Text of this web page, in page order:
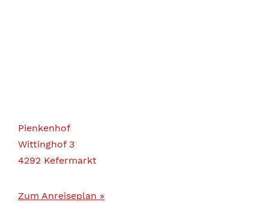
Pienkenhof
Wittinghof 3
4292 Kefermarkt
Zum Anreiseplan »